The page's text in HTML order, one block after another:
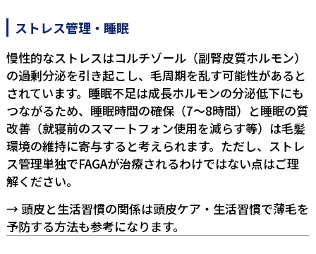
ストレス管理・睡眠
慢性的なストレスはコルチゾール（副腎皮質ホルモン）
の過剰分泌を引き起こし、毛周期を乱す可能性があると
されています。睡眠不足は成長ホルモンの分泌低下にも
つながるため、睡眠時間の確保（7〜8時間）と睡眠の質
改善（就寝前のスマートフォン使用を減らす等）は毛髪
環境の維持に寄与すると考えられます。ただし、ストレ
ス管理単独でFAGAが治療されるわけではない点はご理
解ください。
→ 頭皮と生活習慣の関係は頭皮ケア・生活習慣で薄毛を
予防する方法も参考になります。